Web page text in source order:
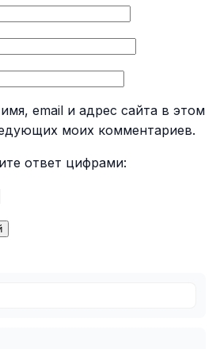
email и адрес сайта в этом
моих комментариев.
ответ цифрами: